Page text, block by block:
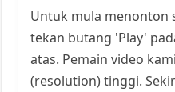
Untuk mula menonton
tekan butang 'Play'
atas. Pemain video
(resolution) tinggi.